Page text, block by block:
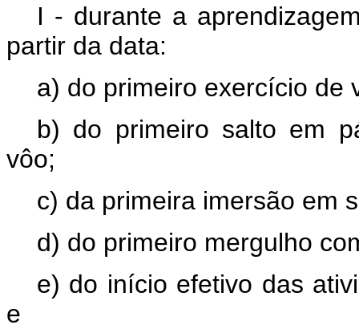
I - durante a
partir da data:
a) do primeiro exercício de
b) do primeiro salto em
vôo;
c) da primeira imersão em
d) do primeiro mergulho
e) do início efetivo das
e